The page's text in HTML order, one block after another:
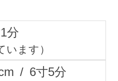
1分
います）
/ 6寸5分